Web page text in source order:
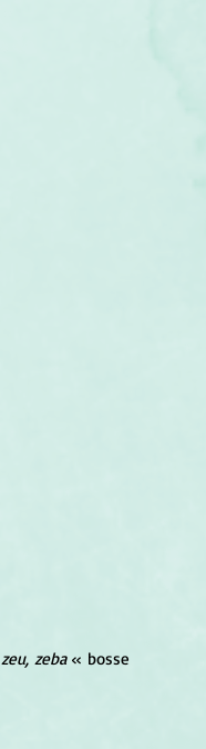
zeu, zeba « bosse